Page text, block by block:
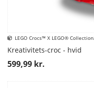
LEGO Crocs™ X LEGO® Collection
Kreativitets-croc - hvid
599,99 kr.